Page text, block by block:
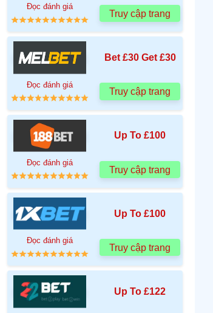
Đọc đánh giá
Truy cập trang
Bet £30 Get £30
Đọc đánh giá
Truy cập trang
Up To £100
Đọc đánh giá
Truy cập trang
Up To £100
Đọc đánh giá
Truy cập trang
Up To £122